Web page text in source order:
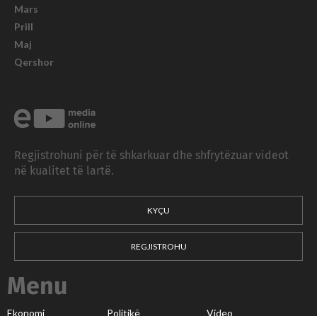
Mars
Prill
Maj
Qershor
Regjistrohuni për të shkarkuar dhe shfrytëzuar videot
në kualitet të lartë.
KYÇU
REGJISTROHU
Menu
Ekonomi Politikë Video